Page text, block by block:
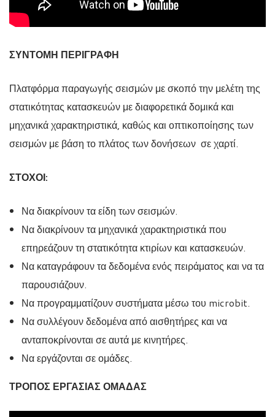
ΣΥΝΤΟΜΗ ΠΕΡΙΓΡΑΦΗ
Πλατφόρμα παραγωγής σεισμών με σκοπό την μελέτη της
στατικότητας κατασκευών με διαφορετικά δομικά και
μηχανικά χαρακτηριστικά, καθώς και οπτικοποίησης των
σεισμών με βάση το πλάτος των δονήσεων σε χαρτί.
ΣΤΟΧΟΙ:
Να διακρίνουν τα είδη των σεισμών.
Να διακρίνουν τα μηχανικά χαρακτηριστικά που
επηρεάζουν τη στατικότητα κτιρίων και κατασκευών.
Να καταγράφουν τα δεδομένα ενός πειράματος και να τα
παρουσιάζουν.
Να προγραμματίζουν συστήματα μέσω του microbit.
Να συλλέγουν δεδομένα από αισθητήρες και να
ανταποκρίνονται σε αυτά με κινητήρες.
Να εργάζονται σε ομάδες.
ΤΡΟΠΟΣ ΕΡΓΑΣΙΑΣ ΟΜΑΔΑΣ